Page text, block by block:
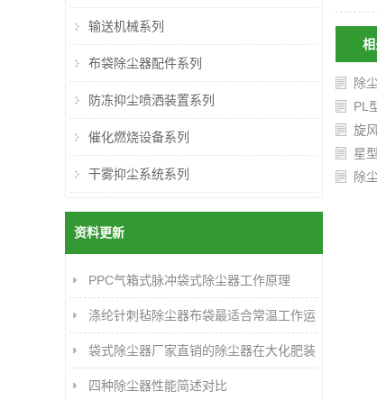
除
PL
旋
星
除
输送机械系列
布袋除尘器配件系列
防冻抑尘喷洒装置系列
催化燃烧设备系列
干雾抑尘系统系列
资料更新
PPC气箱式脉冲袋式除尘器工作原理
涤纶针刺毡除尘器布袋最适合常温工作运
行
袋式除尘器厂家直销的除尘器在大化肥装
置的应用及改进
四种除尘器性能简述对比